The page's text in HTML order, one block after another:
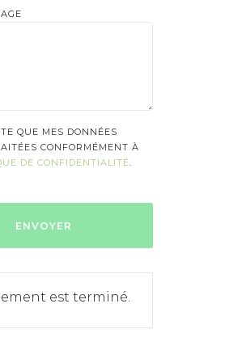
QUE MES DONNÉES
CONFORMÉMENT À
DE CONFIDENTIALITÉ
est terminé.